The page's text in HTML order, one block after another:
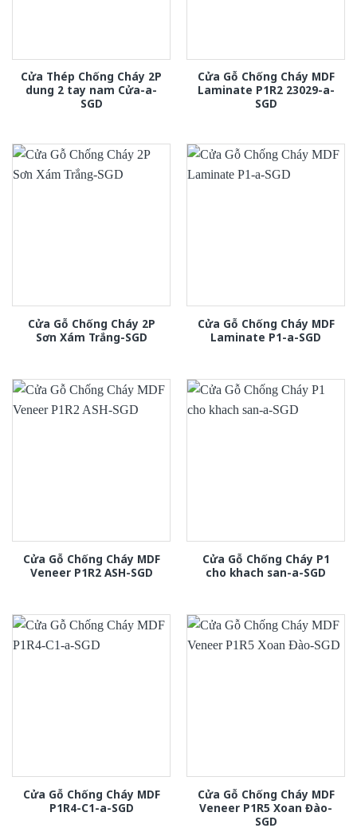
Cửa Thép Chống Cháy 2P
dung 2 tay nam Cửa-a-
SGD
Cửa Gỗ Chống Cháy MDF
Laminate P1R2 23029-a-
SGD
Cửa Gỗ Chống Cháy 2P
Sơn Xám Trắng-SGD
Cửa Gỗ Chống Cháy MDF
Laminate P1-a-SGD
Cửa Gỗ Chống Cháy MDF
Veneer P1R2 ASH-SGD
Cửa Gỗ Chống Cháy P1
cho khach san-a-SGD
Cửa Gỗ Chống Cháy MDF
P1R4-C1-a-SGD
Cửa Gỗ Chống Cháy MDF
Veneer P1R5 Xoan Đào-
SGD